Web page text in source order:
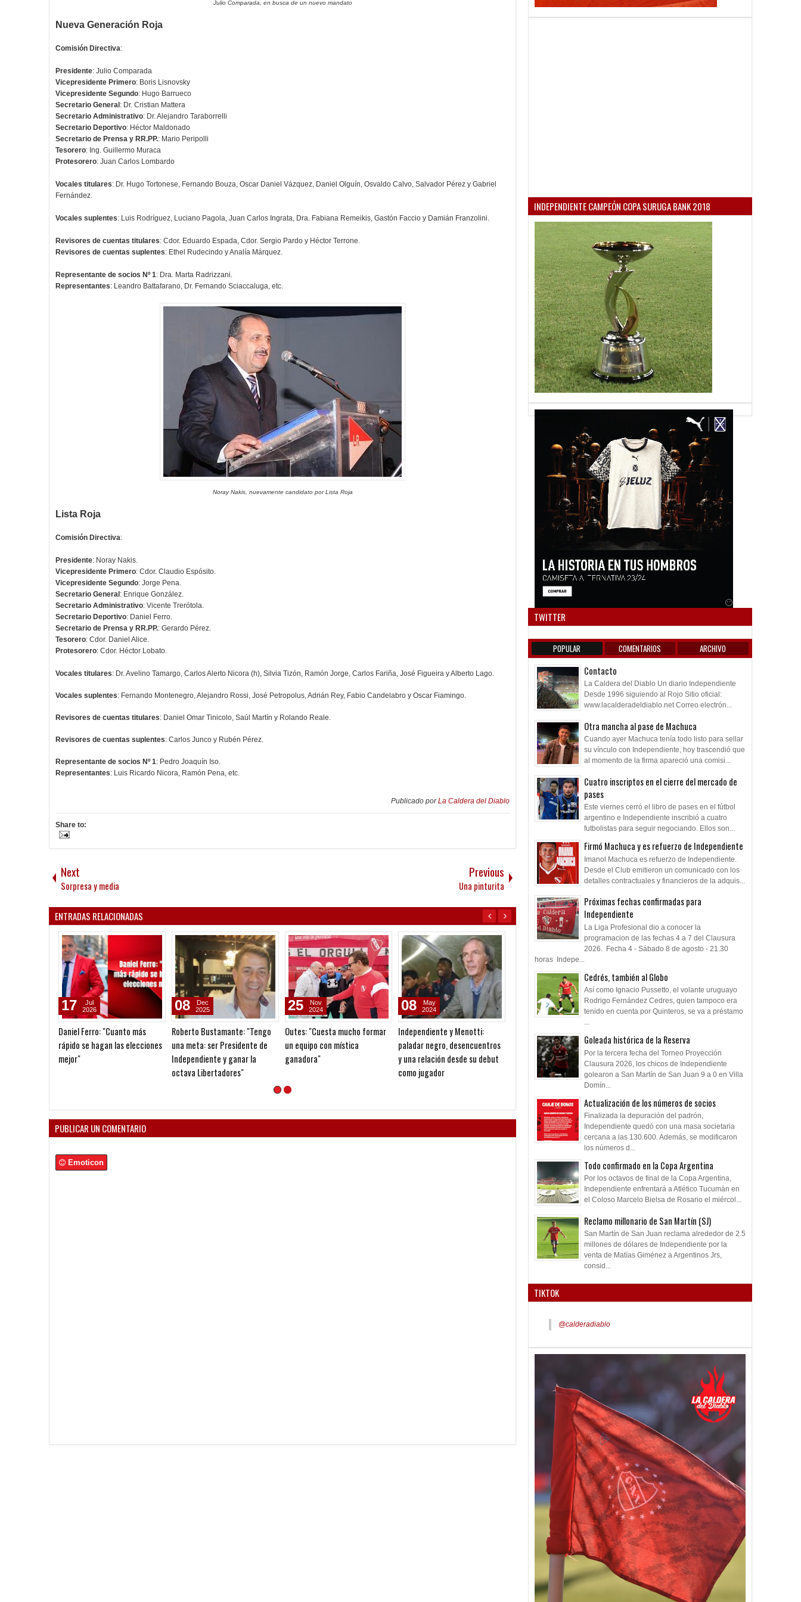
Julio Comparada, en busca de un nuevo mandato
Nueva Generación Roja
Comisión Directiva:
Presidente: Julio Comparada
Vicepresidente Primero: Boris Lisnovsky
Vicepresidente Segundo: Hugo Barrueco
Secretario General : Dr. Cristian Mattera
Secretario Administrativo: Dr. Alejandro Taraborrelli
Secretario Deportivo: Héctor Maldonado
Secretario de Prensa y RR.PP.: Mario Peripolli
Tesorero: Ing. Guillermo Muraca
Protesorero: Juan Carlos Lombardo
Vocales titulares: Dr. Hugo Tortonese, Fernando Bouza, Oscar Daniel Vázquez, Daniel Olguín, Osvaldo Calvo, Salvador Pérez y Gabriel
Fernández.
Vocales suplentes: Luis Rodríguez, Luciano Pagola, Juan Carlos Ingrata, Dra. Fabiana Remeikis, Gastón Faccio y Damián Franzolini.
Revisores de cuentas titulares: Cdor. Eduardo Espada, Cdor. Sergio Pardo y Héctor Terrone.
Revisores de cuentas suplentes: Ethel Rudecindo y Analía Márquez.
Representante de socios Nº 1: Dra. Marta Radrizzani.
Representantes: Leandro Battafarano, Dr. Fernando Sciaccaluga, etc.
Noray Nakis, nuevamente candidato por Lista Roja
Lista Roja
Comisión Directiva:
Presidente: Noray Nakis.
Vicepresidente Primero: Cdor. Claudio Espósito.
Vicepresidente Segundo: Jorge Pena.
Secretario General : Enrique González.
Secretario Administrativo: Vicente Trerótola.
Secretario Deportivo: Daniel Ferro.
Secretario de Prensa y RR.PP.: Gerardo Pérez.
Tesorero: Cdor. Daniel Alice.
Protesorero: Cdor. Héctor Lobato.
Vocales titulares: Dr. Avelino Tamargo, Carlos Alerto Nicora (h), Silvia Tizón, Ramón Jorge, Carlos Fariña, José Figueira y Alberto Lago.
Vocales suplentes: Fernando Montenegro, Alejandro Rossi, José Petropolus, Adrián Rey, Fabio Candelabro y Oscar Fiamingo.
Revisores de cuentas titulares: Daniel Omar Tinicolo, Saúl Martín y Rolando Reale.
Revisores de cuentas suplentes: Carlos Junco y Rubén Pérez.
Representante de socios Nº 1: Pedro Joaquín Iso.
Representantes: Luis Ricardo Nicora, Ramón Pena, etc.
Publicado porLa Caldera del Diablo
Share to:
Next
Sorpresa y media
Previous
Una pinturita
ENTRADAS RELACIONADAS
Daniel Ferro: "Cuanto más
rápido se hagan las elecciones
mejor"
17
Jul
2026
Roberto Bustamante: "Tengo
una meta: ser Presidente de
Independiente y ganar la
octava Libertadores"
08
Dec
2025
Outes: "Cuesta mucho formar
un equipo con mística
ganadora"
25
Nov
2024
Independiente y Menotti:
paladar negro, desencuentros
y una relación desde su debut
como jugador
08
May
2024
Falleció Boris Lisnovsky
Apr
2024
causas, consecuencias y
cronología de 32 años de
constante decadencia
28
Jul
2022
PUBLICAR UN COMENTARIO
Emoticon
INDEPENDIENTE CAMPEÓN COPA SURUGA BANK 2018
TWITTER
POPULAR COMENTARIOS ARCHIVO
Contacto
La Caldera del Diablo Un diario Independiente
Desde 1996 siguiendo al Rojo Sitio oficial:
www.lacalderadeldiablo.net Correo electrón...
Otra mancha al pase de Machuca
Cuando ayer Machuca tenía todo listo para sellar
su vínculo con Independiente, hoy trascendió que
al momento de la firma apareció una comisi...
Cuatro inscriptos en el cierre del mercado de
pases
Este viernes cerró el libro de pases en el fútbol
argentino e Independiente inscribió a cuatro
futbolistas para seguir negociando. Ellos son...
Firmó Machuca y es refuerzo de Independiente
Imanol Machuca es refuerzo de Independiente.
Desde el Club emitieron un comunicado con los
detalles contractuales y financieros de la adquis...
Próximas fechas confirmadas para
Independiente
La Liga Profesional dio a conocer la
programacion de las fechas 4 a 7 del Clausura
2026. Fecha 4 - Sábado 8 de agosto - 21.30
horas Indepe...
Cedrés, también al Globo
Así como Ignacio Pussetto, el volante uruguayo
Rodrigo Fernández Cedres, quien tampoco era
tenido en cuenta por Quinteros, se va a préstamo
...
Goleada histórica de la Reserva
Por la tercera fecha del Torneo Proyección
Clausura 2026, los chicos de Independiente
golearon a San Martín de San Juan 9 a 0 en Villa
Domín...
Actualización de los números de socios
Finalizada la depuración del padrón,
Independiente quedó con una masa societaria
cercana a las 130.600. Además, se modificaron
los números d...
Todo confirmado en la Copa Argentina
Por los octavos de final de la Copa Argentina,
Independiente enfrentará a Atlético Tucumán en
el Coloso Marcelo Bielsa de Rosario el miércol...
Reclamo millonario de San Martín (SJ)
San Martín de San Juan reclama alrededor de 2.5
millones de dólares de Independiente por la
venta de Matías Giménez a Argentinos Jrs,
consid...
TIKTOK
@calderadiablo